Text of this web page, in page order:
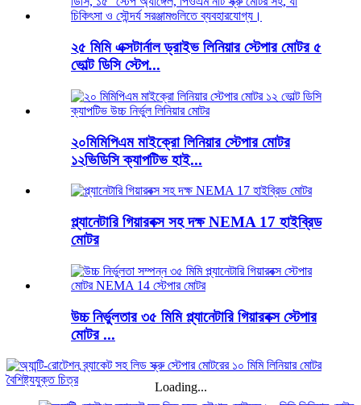
২৫ মিমি এক্সটার্নাল ড্রাইভ লিনিয়ার স্টেপার মোটর ৫
ভোল্ট ডিসি স্টেপ...
২০মিমিপিএম মাইক্রো লিনিয়ার স্টেপার মোটর
১২ভিডিসি ক্যাপটিভ হাই...
প্ল্যানেটারি গিয়ারবক্স সহ দক্ষ NEMA 17 হাইব্রিড
মোটর
উচ্চ নির্ভুলতার ৩৫ মিমি প্ল্যানেটারি গিয়ারবক্স স্টেপার
মোটর ...
Loading...